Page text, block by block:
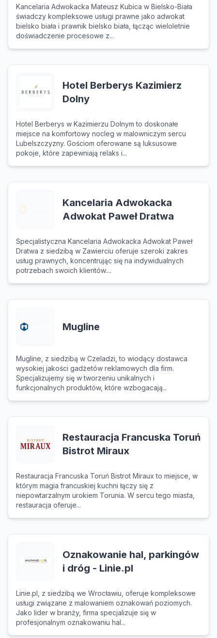
Kancelaria Adwokacka Mateusz Kubica w Bielsko-Biała
świadczy kompleksowe usługi prawne jako adwokat
bielsko biała i prawnik bielsko biała, łącząc wieloletnie
doświadczenie procesowe z...
Hotel Berberys Kazimierz
Dolny
Hotel Berberys w Kazimierzu Dolnym to doskonałe
miejsce na komfortowy nocleg w malowniczym sercu
Lubelszczyzny. Gościom oferowane są luksusowe
pokoje, które zapewniają relaks i...
Kancelaria Adwokacka
Adwokat Paweł Dratwa
Specjalistyczna Kancelaria Adwokacka Adwokat Paweł
Dratwa z siedzibą w Zawierciu oferuje szeroki zakres
usług prawnych, koncentrując się na indywidualnych
potrzebach swoich klientów....
Mugline
Mugline, z siedzibą w Czeladzi, to wiodący dostawca
wysokiej jakości gadżetów reklamowych dla firm.
Specjalizujemy się w tworzeniu unikalnych i
funkcjonalnych produktów, które wzbogacają...
Restauracja Francuska Toruń
Bistrot Miraux
Restauracja Francuska Toruń Bistrot Miraux to miejsce, w
którym magia francuskiej kuchni łączy się z
niepowtarzalnym urokiem Torunia. W sercu tego miasta,
restauracja oferuje...
Oznakowanie hal, parkingów
i dróg - Linie.pl
Linie.pl, z siedzibą we Wrocławiu, oferuje kompleksowe
usługi związane z malowaniem oznakowań poziomych.
Jako lider w branży, firma specjalizuje się w
profesjonalnym oznakowaniu hal...